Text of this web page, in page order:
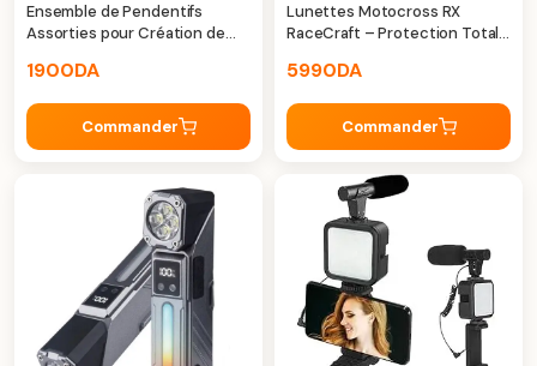
Ensemble de Pendentifs
Assorties pour Création de
1900DA
Commander
Lunettes Motocross RX
RaceCraft – Protection Totale
5990DA
Commander